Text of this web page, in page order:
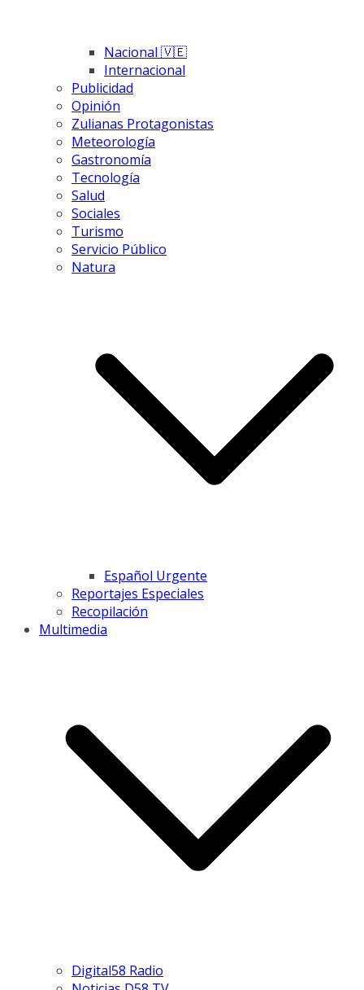
Nacional 🇻🇪
Internacional
Publicidad
Opinión
Zulianas Protagonistas
Meteorología
Gastronomía
Tecnología
Salud
Sociales
Turismo
Servicio Público
Natura
Español Urgente
Reportajes Especiales
Recopilación
Multimedia
Digital58 Radio